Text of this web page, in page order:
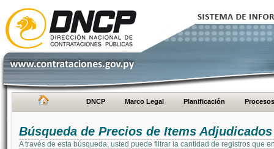
DNCP Marco Legal Planificación Procesos
Búsqueda de Precios de Items Adjudicados
A través de esta búsqueda, usted puede filtrar la cantidad de registros que